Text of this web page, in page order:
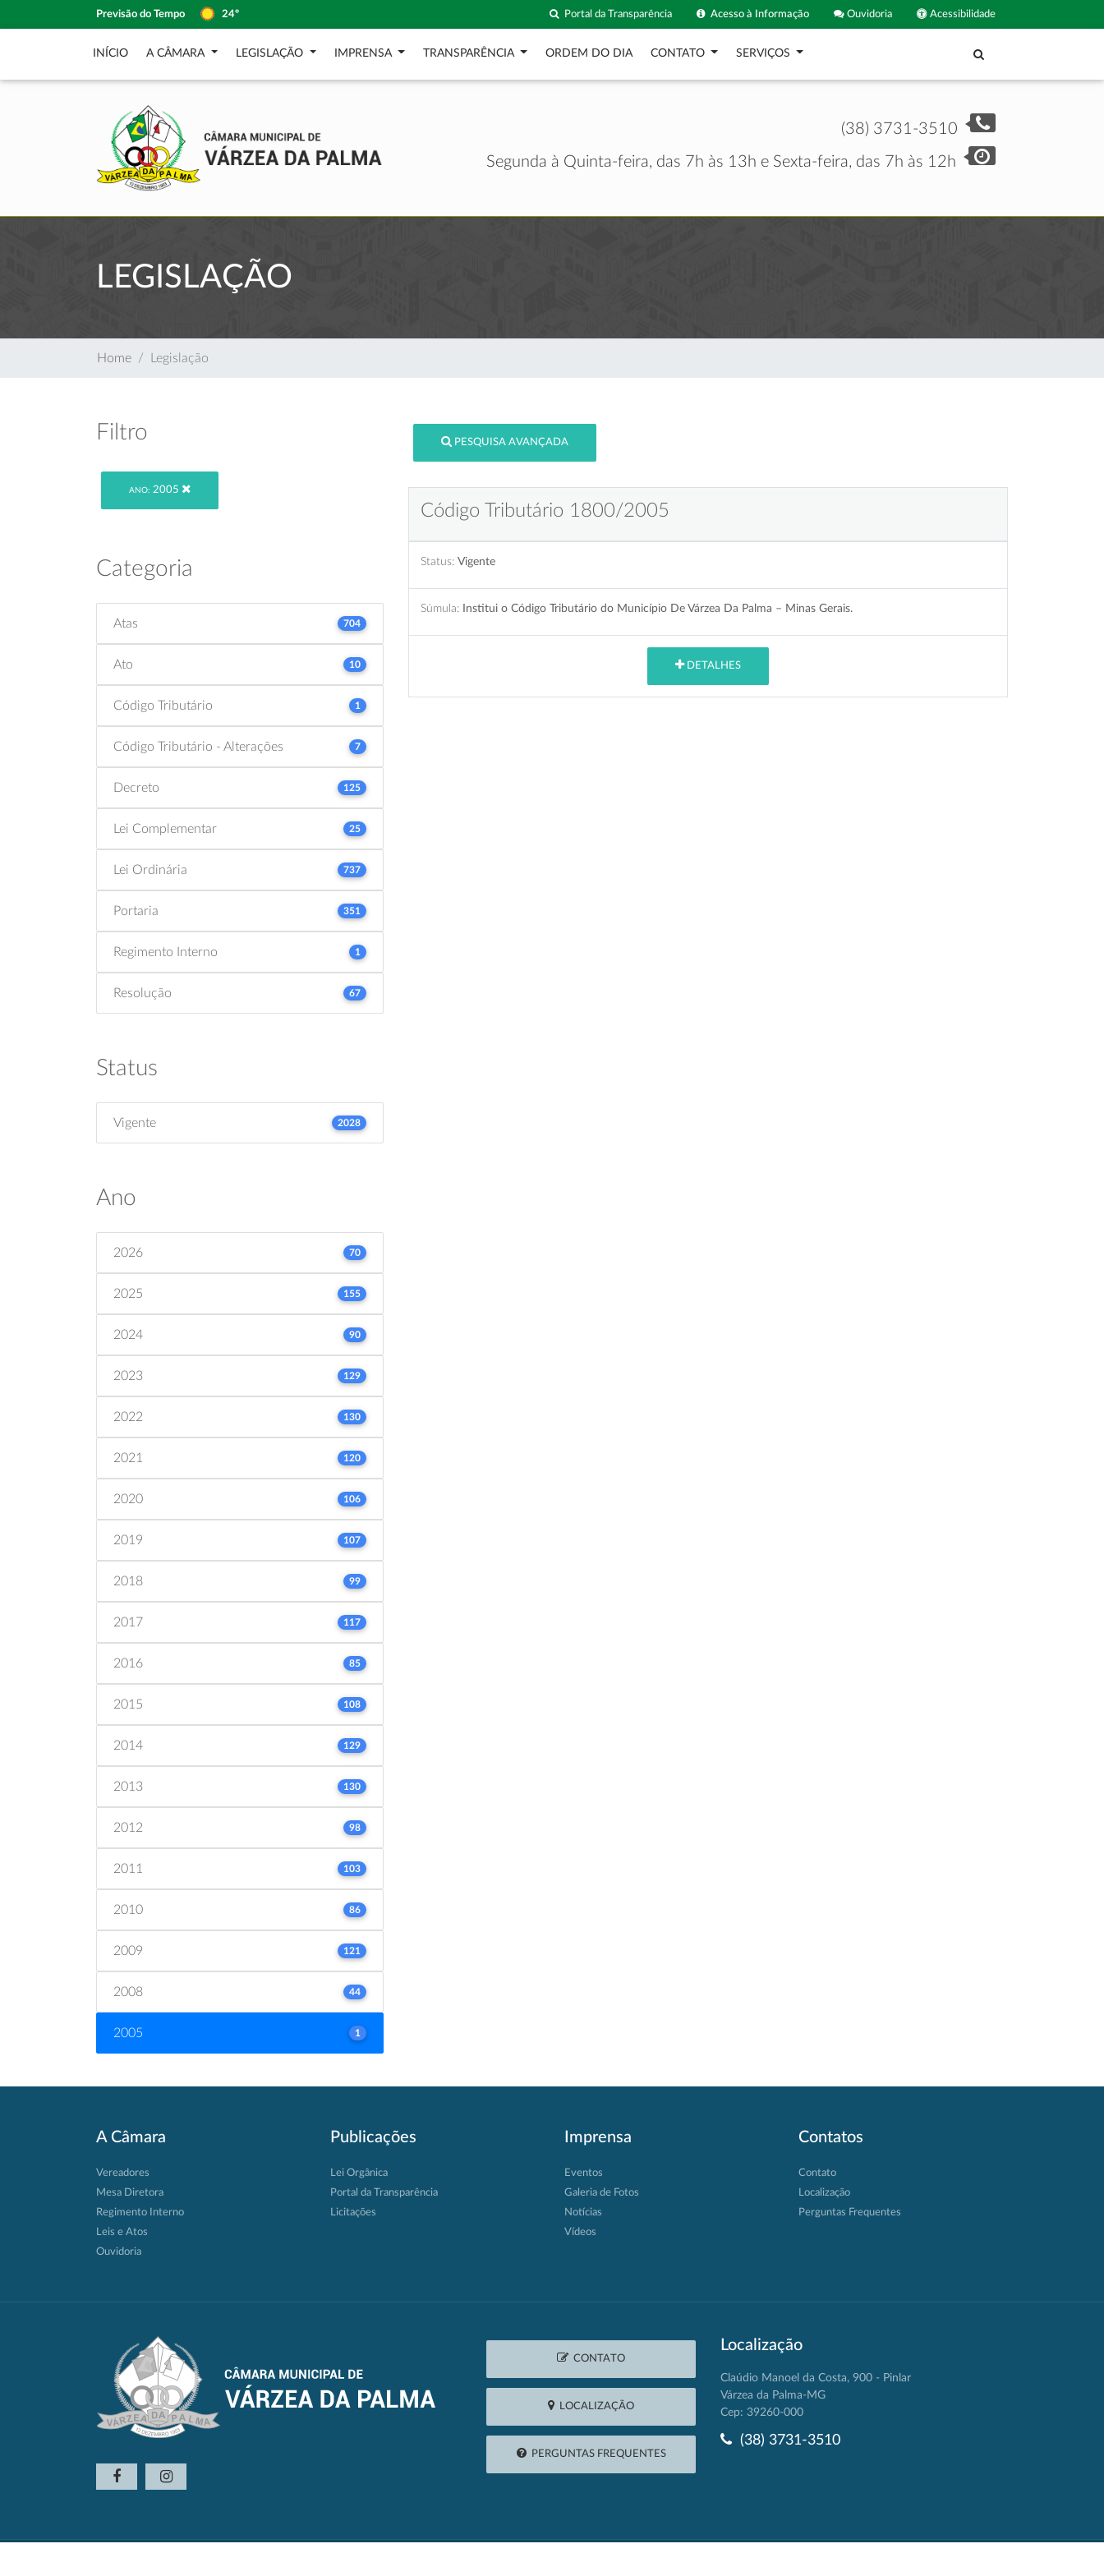
Previsão do Tempo 24º Acessibilidade
Ouvidoria
Acesso à Informação
Portal da Transparência
INÍCIO A CÂMARA LEGISLAÇÃO IMPRENSA TRANSPARÊNCIA ORDEM DO DIA CONTATO SERVIÇOS
(38) 3731-3510
Segunda à Quinta-feira, das 7h às 13h e Sexta-feira, das 7h às 12h
LEGISLAÇÃO
Home Legislação
Filtro
ANO: 2005
Categoria
Atas 704
Ato 10
Código Tributário 1
Código Tributário - Alterações 7
Decreto 125
Lei Complementar 25
Lei Ordinária 737
Portaria 351
Regimento Interno 1
Resolução 67
Status
Vigente 2028
Ano
2026 70
2025 155
2024 90
2023 129
2022 130
2021 120
2020 106
2019 107
2018 99
2017 117
2016 85
2015 108
2014 129
2013 130
2012 98
2011 103
2010 86
2009 121
2008 44
2005 1
PESQUISA AVANÇADA
Código Tributário 1800/2005
Status: Vigente
Súmula: Institui o Código Tributário do Município De Várzea Da Palma – Minas Gerais.
DETALHES
A Câmara
Vereadores
Mesa Diretora
Regimento Interno
Leis e Atos
Ouvidoria
Publicações
Lei Orgânica
Portal da Transparência
Licitações
Imprensa
Eventos
Galeria de Fotos
Notícias
Vídeos
Contatos
Contato
Localização
Perguntas Frequentes
CONTATO
LOCALIZAÇÃO
PERGUNTAS FREQUENTES
Localização
Claúdio Manoel da Costa, 900 - Pinlar
Várzea da Palma-MG
Cep: 39260-000
(38) 3731-3510